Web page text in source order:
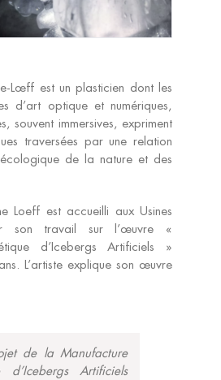
Lœff est un plasticien dont les
d’art optique et numériques,
souvent immersives, expriment
traversées par une relation
de la nature et des
Loeff est accueilli aux Usines
son travail sur l’œuvre «
d’Icebergs Artificiels »
L’artiste explique son œuvre
de la Manufacture
d’Icebergs Artificiels